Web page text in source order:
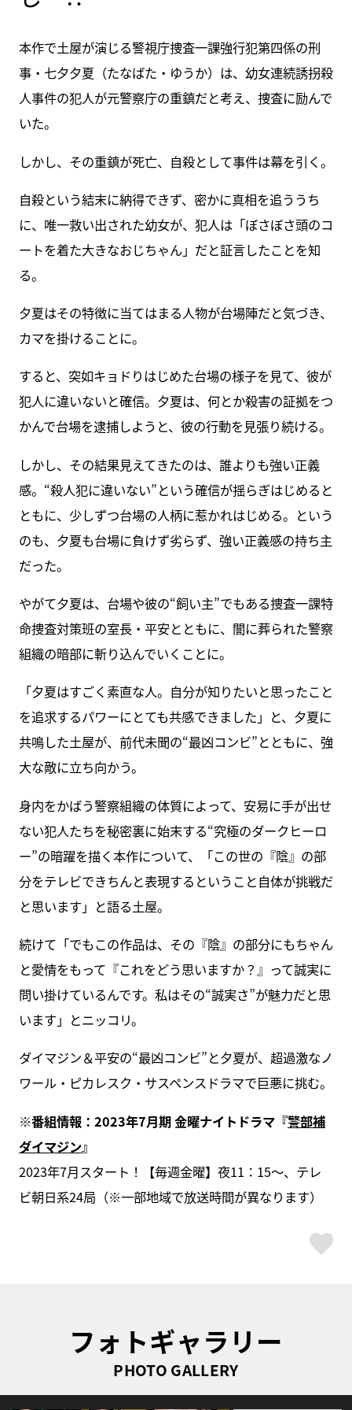
本作で土屋が演じる警視庁捜査一課強行犯第四係の刑
事・七夕夕夏（たなばた・ゆうか）は、幼女連続誘拐殺
人事件の犯人が元警察庁の重鎮だと考え、捜査に励んで
いた。
しかし、その重鎮が死亡、自殺として事件は幕を引く。
自殺という結末に納得できず、密かに真相を追ううち
に、唯一救い出された幼女が、犯人は「ぼさぼさ頭のコ
ートを着た大きなおじちゃん」だと証言したことを知
る。
夕夏はその特徴に当てはまる人物が台場陣だと気づき、
カマを掛けることに。
すると、突如キョドりはじめた台場の様子を見て、彼が
犯人に違いないと確信。夕夏は、何とか殺害の証拠をつ
かんで台場を逮捕しようと、彼の行動を見張り続ける。
しかし、その結果見えてきたのは、誰よりも強い正義
感。“殺人犯に違いない”という確信が揺らぎはじめると
ともに、少しずつ台場の人柄に惹かれはじめる。という
のも、夕夏も台場に負けず劣らず、強い正義感の持ち主
だった。
やがて夕夏は、台場や彼の“飼い主”でもある捜査一課特
命捜査対策班の室長・平安とともに、闇に葬られた警察
組織の暗部に斬り込んでいくことに。
「夕夏はすごく素直な人。自分が知りたいと思ったこと
を追求するパワーにとても共感できました」と、夕夏に
共鳴した土屋が、前代未聞の“最凶コンビ”とともに、強
大な敵に立ち向かう。
身内をかばう警察組織の体質によって、安易に手が出せ
ない犯人たちを秘密裏に始末する“究極のダークヒーロ
ー”の暗躍を描く本作について、「この世の『陰』の部
分をテレビできちんと表現するということ自体が挑戦だ
と思います」と語る土屋。
続けて「でもこの作品は、その『陰』の部分にもちゃん
と愛情をもって『これをどう思いますか？』って誠実に
問い掛けているんです。私はその“誠実さ”が魅力だと思
います」とニッコリ。
ダイマジン＆平安の“最凶コンビ”と夕夏が、超過激なノ
ワール・ピカレスク・サスペンスドラマで巨悪に挑む。
※番組情報：2023年7月期 金曜ナイトドラマ『警部補
ダイマジン』
2023年7月スタート！【毎週金曜】夜11：15～、テレ
ビ朝日系24局（※一部地域で放送時間が異なります）
フォトギャラリー
PHOTO GALLERY